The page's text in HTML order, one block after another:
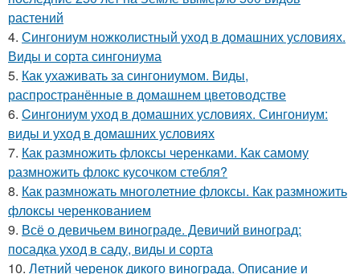
растений
4. Сингониум ножколистный уход в домашних условиях.
Виды и сорта сингониума
5. Как ухаживать за сингониумом. Виды,
распространённые в домашнем цветоводстве
6. Cингониум уход в домашних условиях. Сингониум:
виды и уход в домашних условиях
7. Как размножить флоксы черенками. Как самому
размножить флокс кусочком стебля?
8. Как размножать многолетние флоксы. Как размножить
флоксы черенкованием
9. Всё о девичьем винограде. Девичий виноград:
посадка уход в саду, виды и сорта
10. Летний черенок дикого винограда. Описание и